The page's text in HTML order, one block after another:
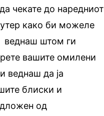
чекате до наредниот
како би можеле
веднаш штом ги
вашите омилени
веднаш да ја
блиски и
од